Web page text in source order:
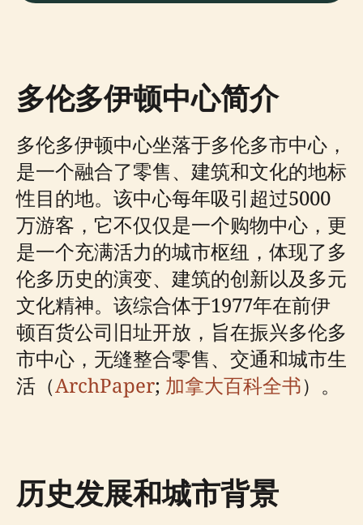
多伦多伊顿中心简介
多伦多伊顿中心坐落于多伦多市中心，
是一个融合了零售、建筑和文化的地标
性目的地。该中心每年吸引超过5000
万游客，它不仅仅是一个购物中心，更
是一个充满活力的城市枢纽，体现了多
伦多历史的演变、建筑的创新以及多元
文化精神。该综合体于1977年在前伊
顿百货公司旧址开放，旨在振兴多伦多
市中心，无缝整合零售、交通和城市生
活（ArchPaper; 加拿大百科全书）。
历史发展和城市背景